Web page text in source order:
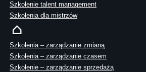
Szkolenie talent management
Szkolenia dla mistrzów
Szkolenia – zarządzanie zmianą
Szkolenia – zarządzanie czasem
Szkolenie – zarządzanie sprzedażą